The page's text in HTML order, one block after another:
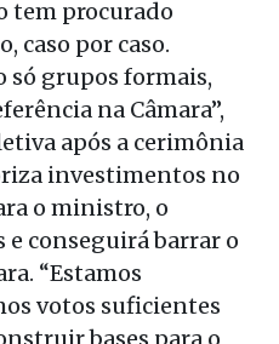
tem procurado
caso por caso.
só grupos formais,
na Câmara”,
após a cerimônia
investimentos no
o ministro, o
conseguirá barrar o
“Estamos
votos suficientes